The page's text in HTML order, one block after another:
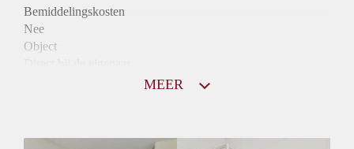
Bemiddelingskosten
Nee
Object
MEER